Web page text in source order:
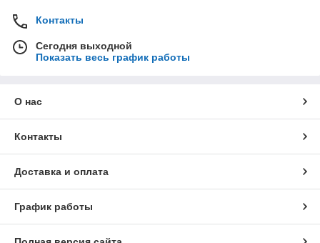
Контакты
Сегодня выходной
Показать весь график работы
О нас
Контакты
Доставка и оплата
График работы